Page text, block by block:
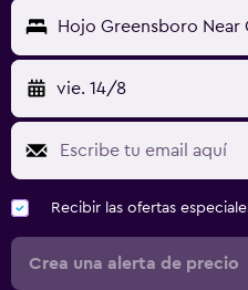
Hojo Greensboro Near
vie. 14/8
Recibir las ofertas
Crea una alerta de precio